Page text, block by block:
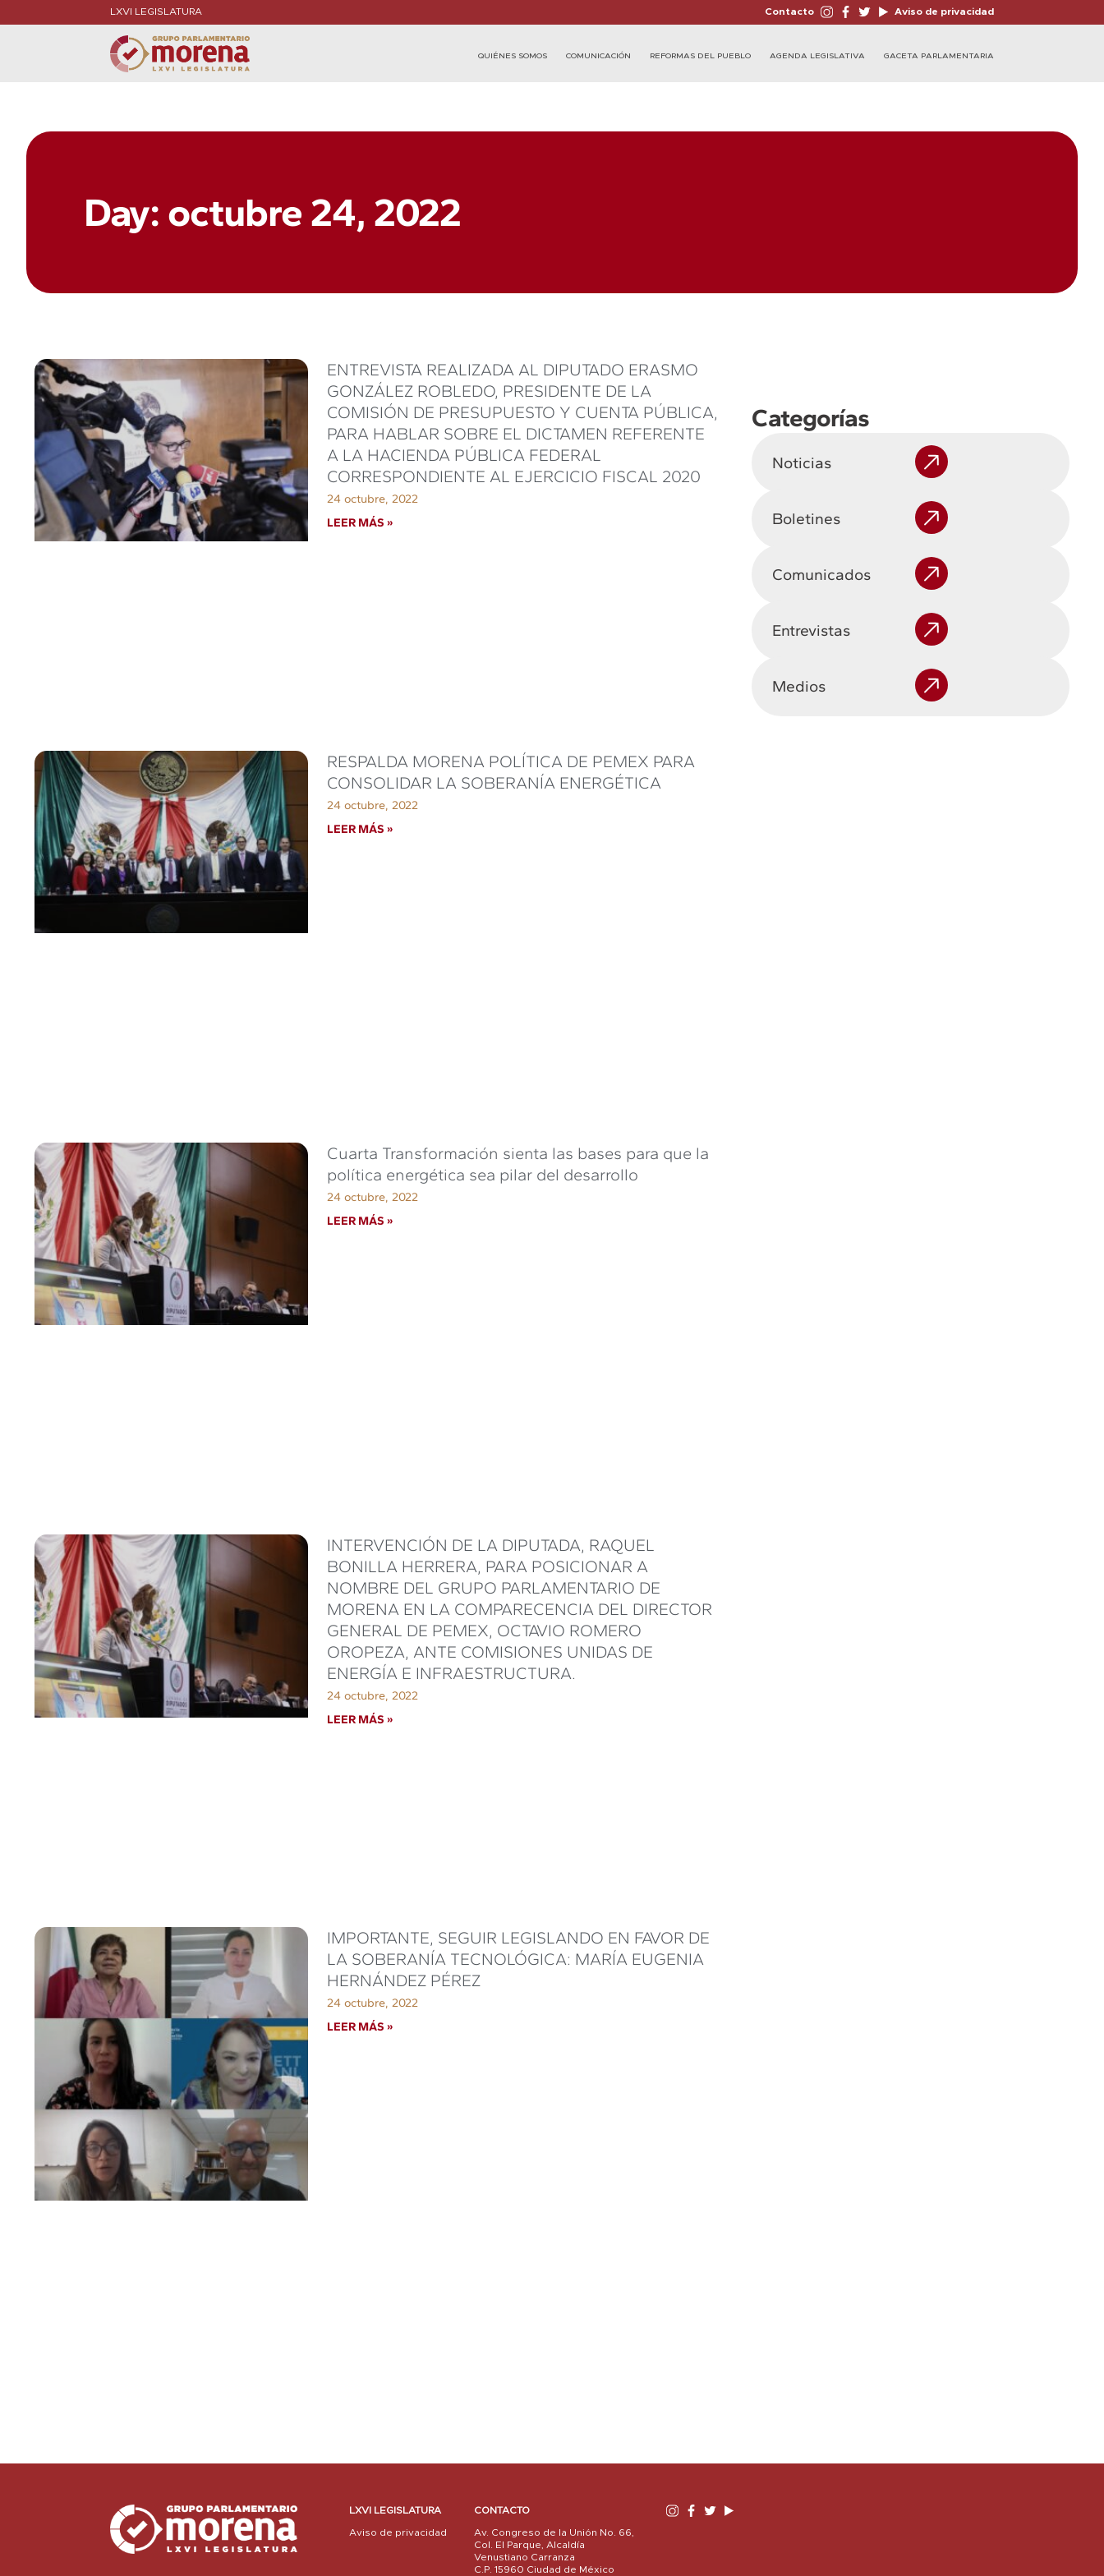
LXVI LEGISLATURA Contacto Aviso de privacidad
QUIÉNES SOMOS COMUNICACIÓN REFORMAS DEL PUEBLO AGENDA LEGISLATIVA GACETA PARLAMENTARIA
Day: octubre 24, 2022
ENTREVISTA REALIZADA AL DIPUTADO ERASMO
GONZÁLEZ ROBLEDO, PRESIDENTE DE LA
COMISIÓN DE PRESUPUESTO Y CUENTA PÚBLICA,
PARA HABLAR SOBRE EL DICTAMEN REFERENTE
A LA HACIENDA PÚBLICA FEDERAL
CORRESPONDIENTE AL EJERCICIO FISCAL 2020
24 octubre, 2022
LEER MÁS »
RESPALDA MORENA POLÍTICA DE PEMEX PARA
CONSOLIDAR LA SOBERANÍA ENERGÉTICA
24 octubre, 2022
LEER MÁS »
Cuarta Transformación sienta las bases para que la
política energética sea pilar del desarrollo
24 octubre, 2022
LEER MÁS »
INTERVENCIÓN DE LA DIPUTADA, RAQUEL
BONILLA HERRERA, PARA POSICIONAR A
NOMBRE DEL GRUPO PARLAMENTARIO DE
MORENA EN LA COMPARECENCIA DEL DIRECTOR
GENERAL DE PEMEX, OCTAVIO ROMERO
OROPEZA, ANTE COMISIONES UNIDAS DE
ENERGÍA E INFRAESTRUCTURA.
24 octubre, 2022
LEER MÁS »
IMPORTANTE, SEGUIR LEGISLANDO EN FAVOR DE
LA SOBERANÍA TECNOLÓGICA: MARÍA EUGENIA
HERNÁNDEZ PÉREZ
24 octubre, 2022
LEER MÁS »
Categorías
Noticias
Boletines
Comunicados
Entrevistas
Medios
LXVI LEGISLATURA
Aviso de privacidad
CONTACTO
Av. Congreso de la Unión No. 66,
Col. El Parque, Alcaldía
Venustiano Carranza
C.P. 15960 Ciudad de México